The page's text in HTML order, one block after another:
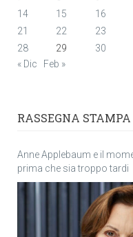
14
15 16
21
22 23
28
29 30
« Dic
Feb »
RASSEGNA STAMPA
Anne Applebaum e il
prima che sia troppo tardi